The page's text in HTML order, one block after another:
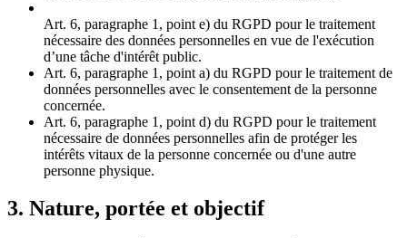
Art. 6, paragraphe 1, point e) du RGPD pour le traitement
nécessaire des données personnelles en vue de l'exécution
d’une tâche d'intérêt public.
Art. 6, paragraphe 1, point a) du RGPD pour le traitement de
données personnelles avec le consentement de la personne
concernée.
Art. 6, paragraphe 1, point d) du RGPD pour le traitement
nécessaire de données personnelles afin de protéger les
intérêts vitaux de la personne concernée ou d'une autre
personne physique.
3. Nature, portée et objectif